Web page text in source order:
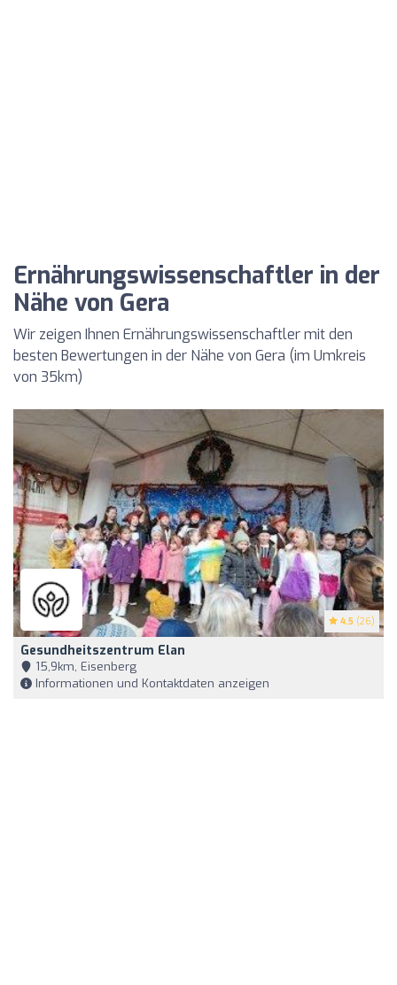
Ernährungswissenschaftler in der
Nähe von Gera
Wir zeigen Ihnen Ernährungswissenschaftler mit den
besten Bewertungen in der Nähe von Gera (im Umkreis
von 35km)
4.5 (26)
Gesundheitszentrum Elan
15,9km, Eisenberg
Informationen und Kontaktdaten anzeigen